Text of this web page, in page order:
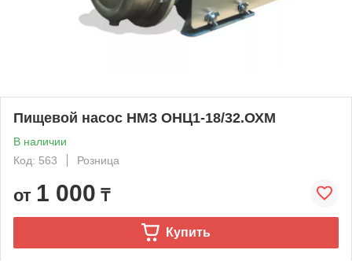
Пищевой насос НМЗ ОНЦ1-18/32.ОХМ
В наличии
Код: 563
Розница
от 1 000 ₸
Купить